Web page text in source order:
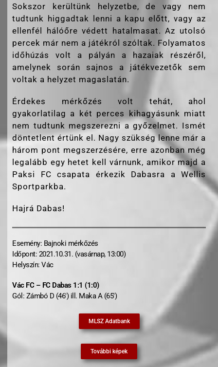
Sokszor kerültünk helyzetbe, de vagy nem
tudtunk higgadtak lenni a kapu előtt, vagy az
ellenfél hálóőre védett hatalmasat. Az utolsó
percek már nem a játékról szóltak. Folyamatos
időhúzás volt a pályán a hazaiak részéről,
amelynek során sajnos a játékvezetők sem
voltak a helyzet magaslatán.
Érdekes mérkőzés volt tehát, ahol
gyakorlatilag a két perces kihagyásunk miatt
nem tudtunk megszerezni a győzelmet. Ismét
döntetlent értünk el. Nagy szükség lenne már a
három pont megszerzésére, erre azonban még
legalább egy hetet kell várnunk, amikor majd a
Paksi FC csapata érkezik Dabasra a Wellis
Sportparkba.
Hajrá Dabas!
Esemény: Bajnoki mérkőzés
Időpont: 2021.10.31. (vasárnap, 13:00)
Helyszín: Vác
Vác FC – FC Dabas 1:1 (1:0)
Gól: Zámbó D (46′) ill. Maka A (65′)
MLSZ Adatbank
További képek